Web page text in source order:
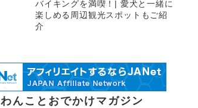
バイキングを満喫！| 愛犬と一緒に
楽しめる周辺観光スポットもご紹
介
わんことおでかけマガジン